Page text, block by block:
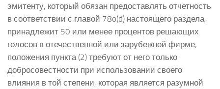
эмитенту, который обязан предоставлять отчетность
в соответствии с главой 78o(d) настоящего раздела,
принадлежит 50 или менее процентов решающих
голосов в отечественной или зарубежной фирме,
положения пункта (2) требуют от него только
добросовестности при использовании своего
влияния в той степени, которая является разумной